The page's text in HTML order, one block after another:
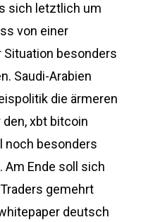
sich letztlich um
von einer
besonders
Saudi-Arabien
die ärmeren
xbt bitcoin
noch besonders
Am Ende soll sich
gemehrt
deutsch